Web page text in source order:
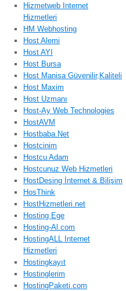
Hizmetweb Internet
Hizmetleri
HM Webhosting
Host Alemi
Host AYI
Host Bursa
Host Manisa Güvenilir,Kaliteli
Host Maxim
Host Uzmanı
Host-Ay Web Technologies
HostAVM
Hostbaba.Net
Hostcinim
Hostcu Adam
Hostcunuz Web Hizmetleri
HostDesing İnternet & Bilişim
HosThink
HostHizmetleri.net
Hosting Ege
Hosting-Al.com
HostingALL Internet
Hizmetleri
Hostingkayıt
Hostinglerim
HostingPaketi.com